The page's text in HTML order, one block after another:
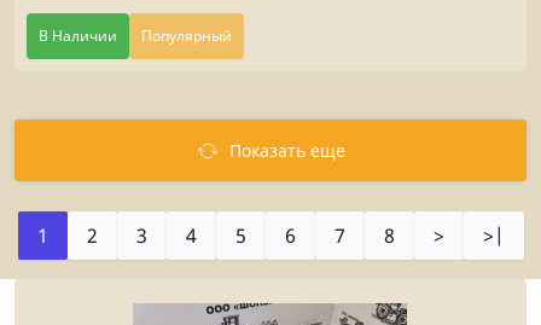
В Наличии Популярный
Показать еще
1 2 3 4 5 6 7 8 > >|